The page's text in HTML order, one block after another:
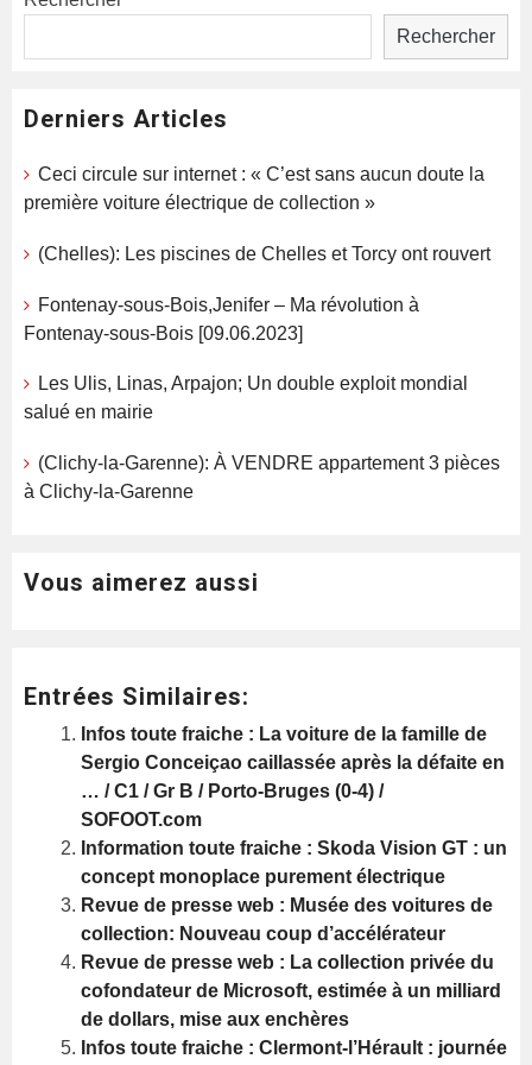
Rechercher
Derniers Articles
Ceci circule sur internet : « C’est sans aucun doute la
première voiture électrique de collection »
(Chelles): Les piscines de Chelles et Torcy ont rouvert
Fontenay-sous-Bois,Jenifer – Ma révolution à
Fontenay-sous-Bois [09.06.2023]
Les Ulis, Linas, Arpajon; Un double exploit mondial
salué en mairie
(Clichy-la-Garenne): À VENDRE appartement 3 pièces
à Clichy-la-Garenne
Vous aimerez aussi
Entrées Similaires:
Infos toute fraiche : La voiture de la famille de
Sergio Conceiçao caillassée après la défaite en
… / C1 / Gr B / Porto-Bruges (0-4) /
SOFOOT.com
Information toute fraiche : Skoda Vision GT : un
concept monoplace purement électrique
Revue de presse web : Musée des voitures de
collection: Nouveau coup d’accélérateur
Revue de presse web : La collection privée du
cofondateur de Microsoft, estimée à un milliard
de dollars, mise aux enchères
Infos toute fraiche : Clermont-l’Hérault : journée